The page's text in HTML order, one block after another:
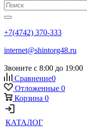
+7(4742) 370-333
internet@shintorg48.ru
Звоните с 8:00 до 19:00
Сравнение0
Отложенные 0
Корзина 0
КАТАЛОГ